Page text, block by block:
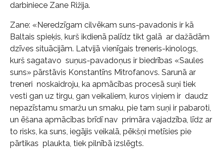
darbiniece Zane Rižija.
Zane: «Neredzīgam cilvēkam suns-pavadonis ir kā
Baltais spieķis, kurš ikdienā palīdz tikt galā ar dažādām
dzīves situācijām. Latvijā vienīgais treneris-kinologs,
kurš sagatavo suņus-pavadoņus ir biedrības «Saules
suns» pārstāvis Konstantīns Mitrofanovs. Sarunā ar
treneri noskaidroju, ka apmācības procesā suņi tiek
vesti gan uz tirgu, gan veikaliem, kuros viņiem ir daudz
nepazīstamu smaržu un smaku, pie tam suņi ir pabaroti,
un ēšana apmācības brīdī nav primāra vajadzība, līdz ar
to risks, ka suns, iegājis veikalā, pēkšņi metīsies pie
pārtikas plaukta, tiek pilnībā izslēgts.